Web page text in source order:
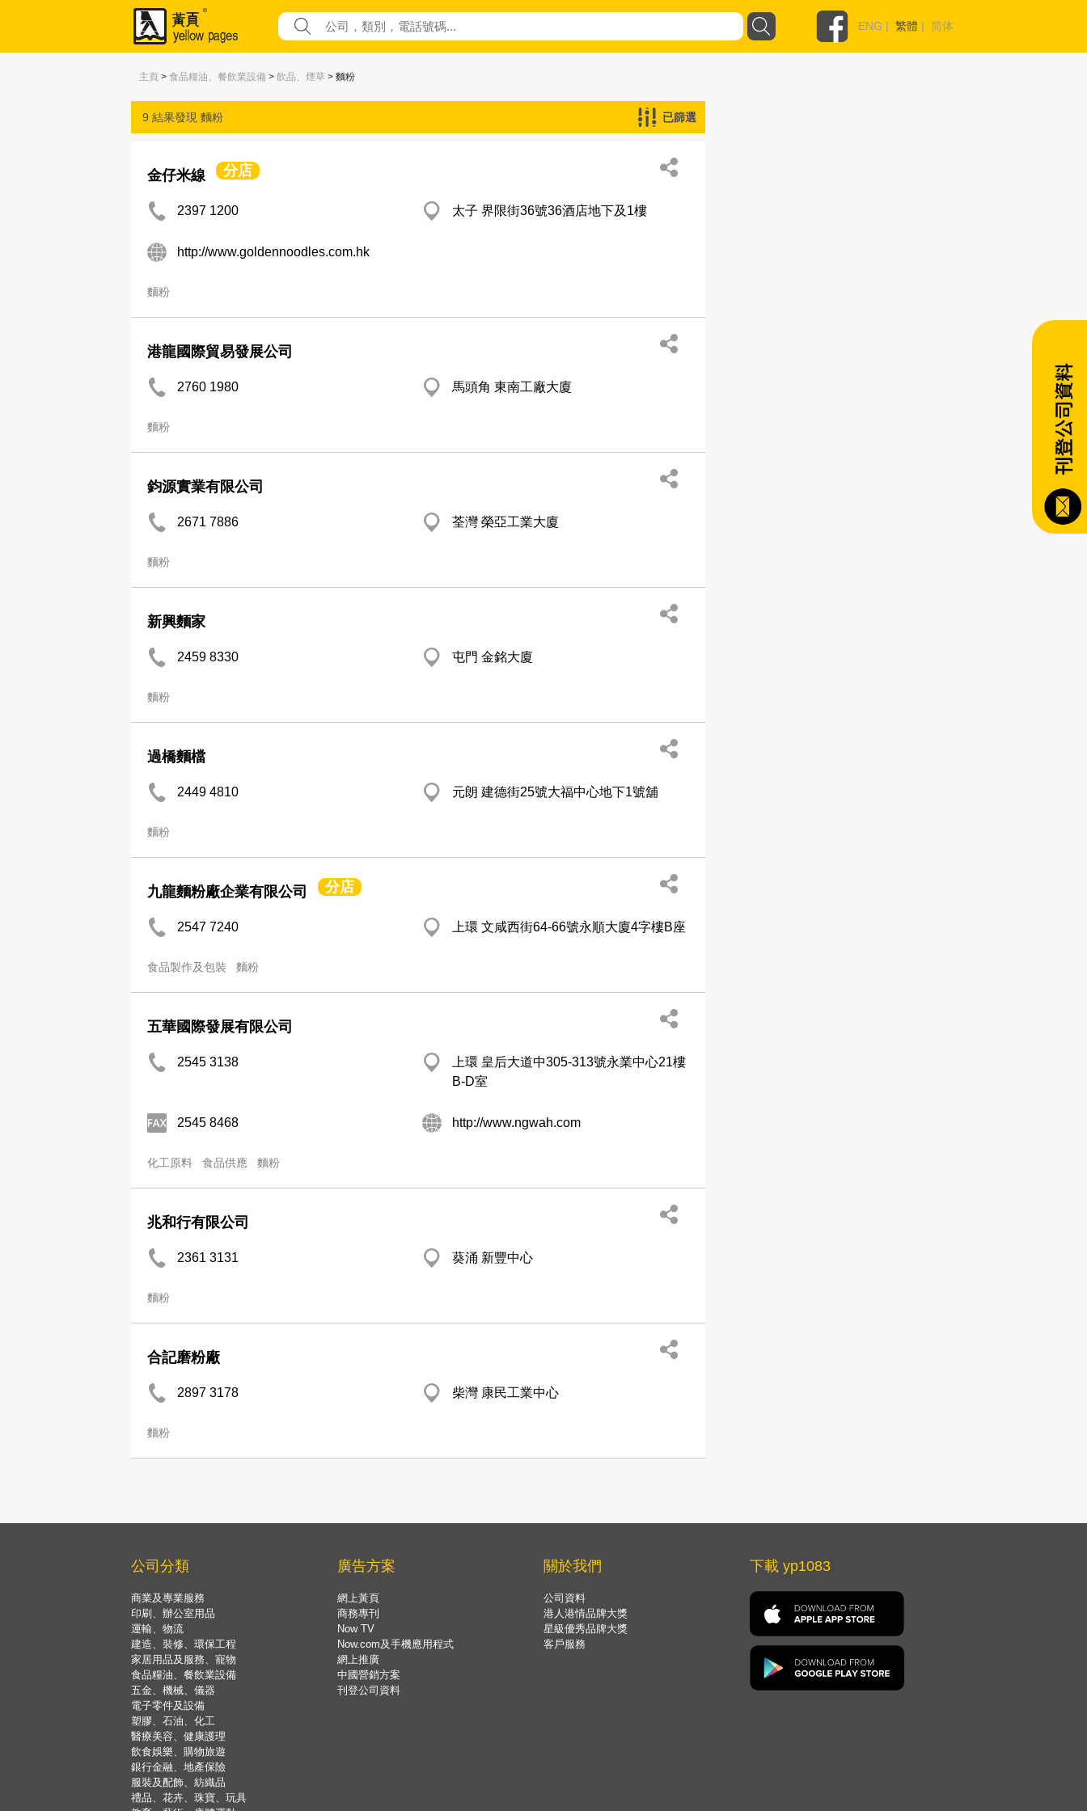
ENG | 繁體 | 简体
主頁 > 食品糧油、餐飲業設備 > 飲品、煙草 > 麵粉
9 結果發現 麵粉 已篩選
金仔米線 分店
2397 1200 太子 界限街36號36酒店地下及1樓
http://www.goldennoodles.com.hk
麵粉
港龍國際貿易發展公司
2760 1980 馬頭角 東南工廠大廈
麵粉
鈞源實業有限公司
2671 7886 荃灣 榮亞工業大廈
麵粉
新興麵家
2459 8330 屯門 金銘大廈
麵粉
過橋麵檔
2449 4810 元朗 建德街25號大福中心地下1號舖
麵粉
九龍麵粉廠企業有限公司 分店
2547 7240 上環 文咸西街64-66號永順大廈4字樓B座
食品製作及包裝 麵粉
五華國際發展有限公司
2545 3138
上環 皇后大道中305-313號永業中心21樓
B-D室
2545 8468 http://www.ngwah.com
化工原料 食品供應 麵粉
兆和行有限公司
2361 3131 葵涌 新豐中心
麵粉
合記磨粉廠
2897 3178 柴灣 康民工業中心
麵粉
公司分類
商業及專業服務
印刷、辦公室用品
運輸、物流
建造、裝修、環保工程
家居用品及服務、寵物
食品糧油、餐飲業設備
五金、機械、儀器
電子零件及設備
塑膠、石油、化工
醫療美容、健康護理
飲食娛樂、購物旅遊
銀行金融、地產保險
服裝及配飾、紡織品
禮品、花卉、珠寶、玩具
廣告方案
網上黃頁
商務專刊
Now TV
Now.com及手機應用程式
網上推廣
中國營銷方案
刊登公司資料
關於我們
公司資料
港人港情品牌大獎
星級優秀品牌大獎
客戶服務
下載 yp1083